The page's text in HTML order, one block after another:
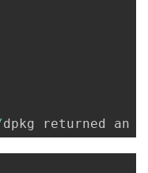
dpkg returned an